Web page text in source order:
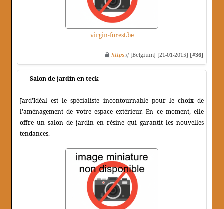
virgin-forest.be
https:// [Belgium] [21-01-2015] [#36]
Salon de jardin en teck
Jard'Idéal est le spécialiste incontournable pour le choix de
l'aménagement de votre espace extérieur. En ce moment, elle
offre un salon de jardin en résine qui garantit les nouvelles
tendances.